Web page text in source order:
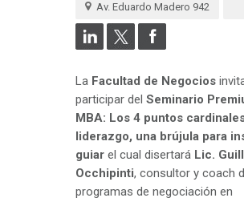
Av. Eduardo Madero 942
La Facultad de Negocios
participar del Seminario
MBA: Los 4 puntos
liderazgo, una brújula para
guiar el cual disertará Lic.
Occhipinti, consultor y coach
programas de negociación en